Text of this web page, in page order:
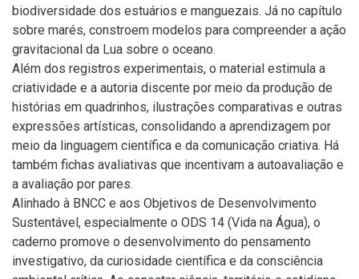
biodiversidade dos estuários e manguezais. Já no capítulo
sobre marés, constroem modelos para compreender a ação
gravitacional da Lua sobre o oceano.
Além dos registros experimentais, o material estimula a
criatividade e a autoria discente por meio da produção de
histórias em quadrinhos, ilustrações comparativas e outras
expressões artísticas, consolidando a aprendizagem por
meio da linguagem científica e da comunicação criativa. Há
também fichas avaliativas que incentivam a autoavaliação e
a avaliação por pares.
Alinhado à BNCC e aos Objetivos de Desenvolvimento
Sustentável, especialmente o ODS 14 (Vida na Água), o
caderno promove o desenvolvimento do pensamento
investigativo, da curiosidade científica e da consciência